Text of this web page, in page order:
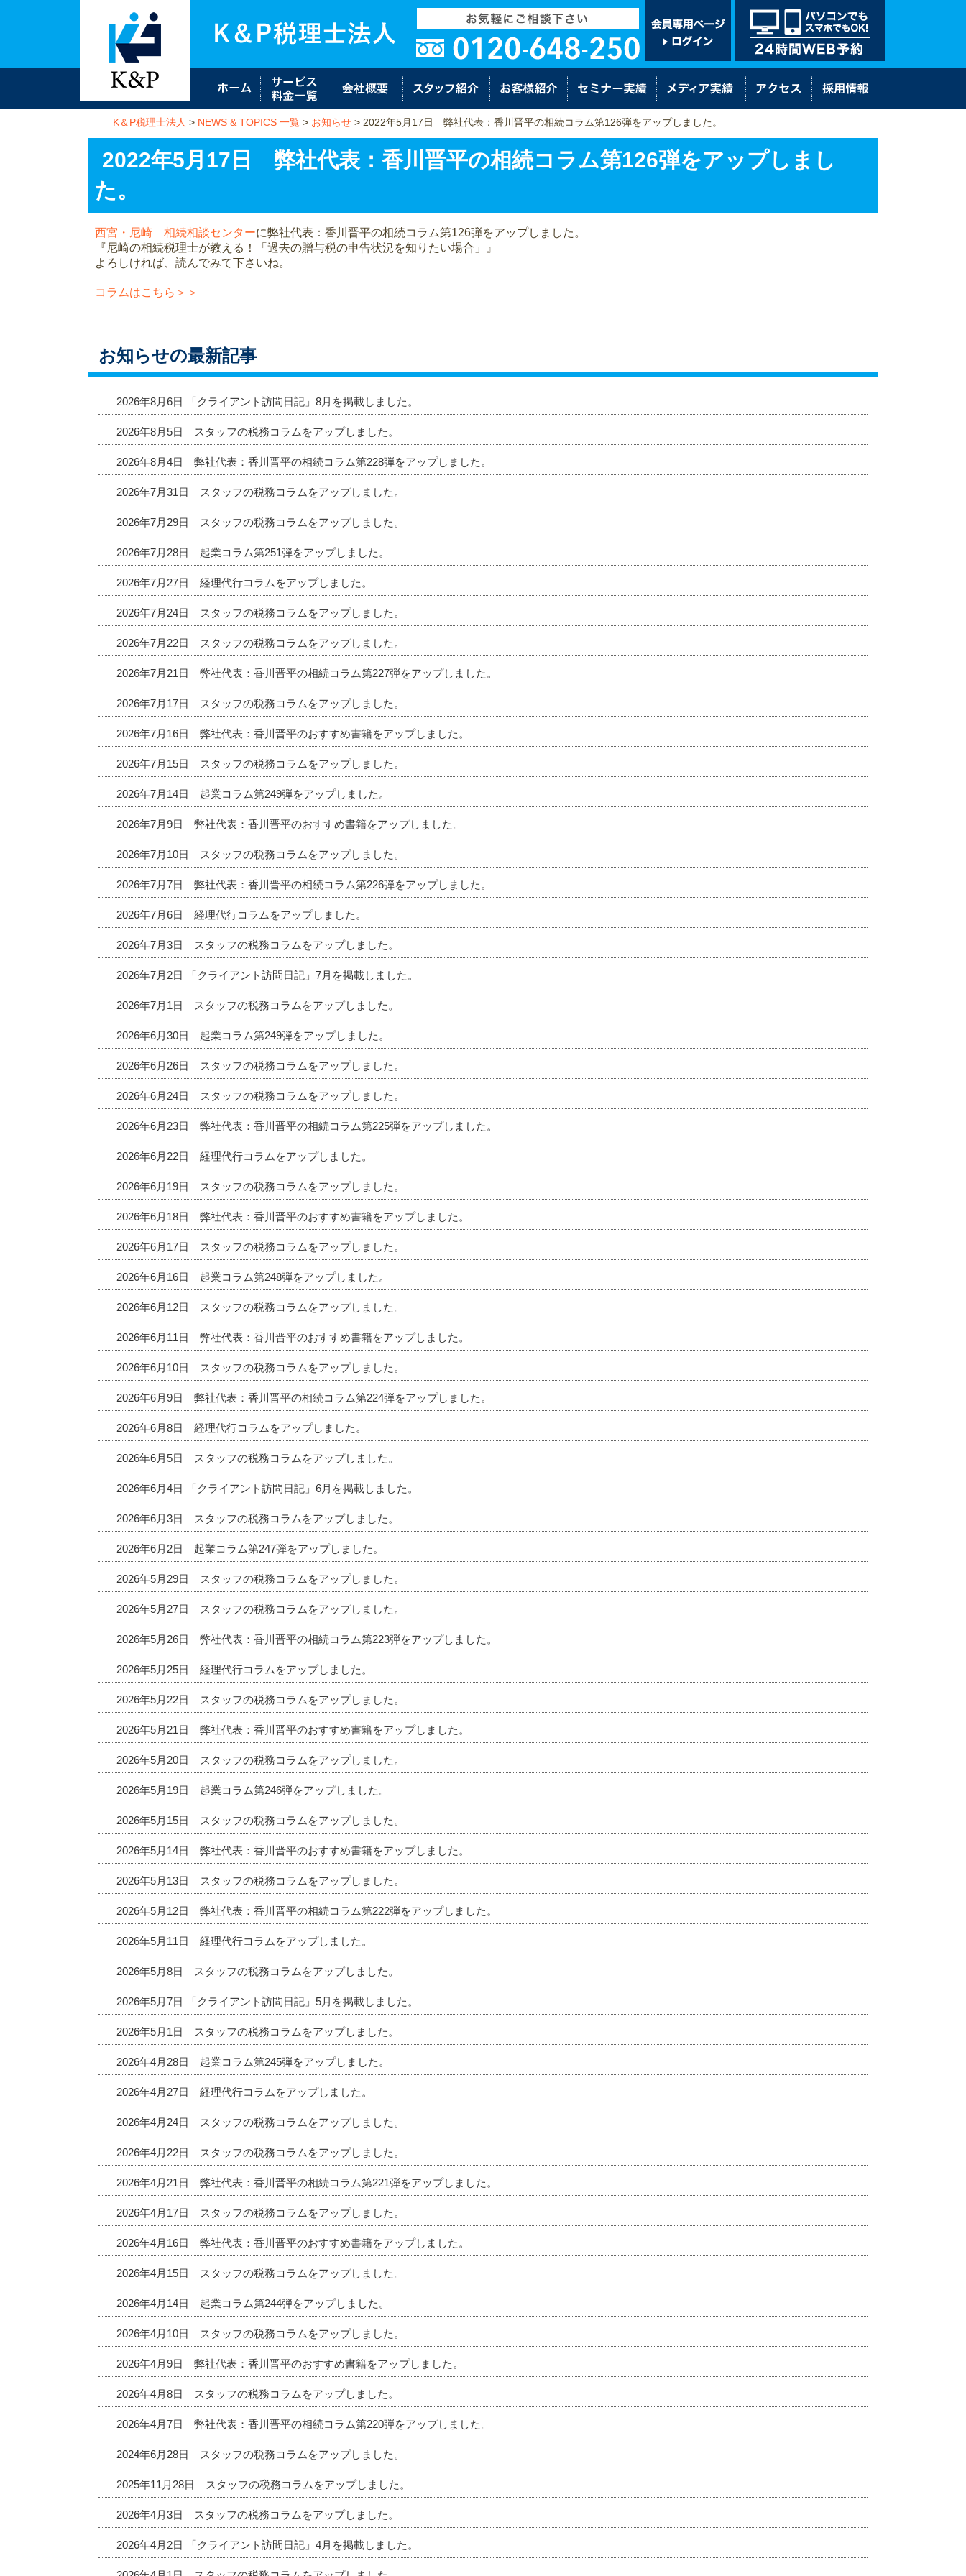
K＆P税理士法人 > NEWS & TOPICS 一覧 > お知らせ > 2022年5月17日 弊社代表：香川晋平の相続コラム第126弾をアップしました。
2022年5月17日 弊社代表：香川晋平の相続コラム第126弾をアップしまし
た。
西宮・尼崎 相続相談センターに弊社代表：香川晋平の相続コラム第126弾をアップしました。
『尼崎の相続税理士が教える！「過去の贈与税の申告状況を知りたい場合」』
よろしければ、読んでみて下さいね。
コラムはこちら＞＞
お知らせの最新記事
2026年8月6日 「クライアント訪問日記」8月を掲載しました。
2026年8月5日 スタッフの税務コラムをアップしました。
2026年8月4日 弊社代表：香川晋平の相続コラム第228弾をアップしました。
2026年7月31日 スタッフの税務コラムをアップしました。
2026年7月29日 スタッフの税務コラムをアップしました。
2026年7月28日 起業コラム第251弾をアップしました。
2026年7月27日 経理代行コラムをアップしました。
2026年7月24日 スタッフの税務コラムをアップしました。
2026年7月22日 スタッフの税務コラムをアップしました。
2026年7月21日 弊社代表：香川晋平の相続コラム第227弾をアップしました。
2026年7月17日 スタッフの税務コラムをアップしました。
2026年7月16日 弊社代表：香川晋平のおすすめ書籍をアップしました。
2026年7月15日 スタッフの税務コラムをアップしました。
2026年7月14日 起業コラム第249弾をアップしました。
2026年7月9日 弊社代表：香川晋平のおすすめ書籍をアップしました。
2026年7月10日 スタッフの税務コラムをアップしました。
2026年7月7日 弊社代表：香川晋平の相続コラム第226弾をアップしました。
2026年7月6日 経理代行コラムをアップしました。
2026年7月3日 スタッフの税務コラムをアップしました。
2026年7月2日 「クライアント訪問日記」7月を掲載しました。
2026年7月1日 スタッフの税務コラムをアップしました。
2026年6月30日 起業コラム第249弾をアップしました。
2026年6月26日 スタッフの税務コラムをアップしました。
2026年6月24日 スタッフの税務コラムをアップしました。
2026年6月23日 弊社代表：香川晋平の相続コラム第225弾をアップしました。
2026年6月22日 経理代行コラムをアップしました。
2026年6月19日 スタッフの税務コラムをアップしました。
2026年6月18日 弊社代表：香川晋平のおすすめ書籍をアップしました。
2026年6月17日 スタッフの税務コラムをアップしました。
2026年6月16日 起業コラム第248弾をアップしました。
2026年6月12日 スタッフの税務コラムをアップしました。
2026年6月11日 弊社代表：香川晋平のおすすめ書籍をアップしました。
2026年6月10日 スタッフの税務コラムをアップしました。
2026年6月9日 弊社代表：香川晋平の相続コラム第224弾をアップしました。
2026年6月8日 経理代行コラムをアップしました。
2026年6月5日 スタッフの税務コラムをアップしました。
2026年6月4日 「クライアント訪問日記」6月を掲載しました。
2026年6月3日 スタッフの税務コラムをアップしました。
2026年6月2日 起業コラム第247弾をアップしました。
2026年5月29日 スタッフの税務コラムをアップしました。
2026年5月27日 スタッフの税務コラムをアップしました。
2026年5月26日 弊社代表：香川晋平の相続コラム第223弾をアップしました。
2026年5月25日 経理代行コラムをアップしました。
2026年5月22日 スタッフの税務コラムをアップしました。
2026年5月21日 弊社代表：香川晋平のおすすめ書籍をアップしました。
2026年5月20日 スタッフの税務コラムをアップしました。
2026年5月19日 起業コラム第246弾をアップしました。
2026年5月15日 スタッフの税務コラムをアップしました。
2026年5月14日 弊社代表：香川晋平のおすすめ書籍をアップしました。
2026年5月13日 スタッフの税務コラムをアップしました。
2026年5月12日 弊社代表：香川晋平の相続コラム第222弾をアップしました。
2026年5月11日 経理代行コラムをアップしました。
2026年5月8日 スタッフの税務コラムをアップしました。
2026年5月7日 「クライアント訪問日記」5月を掲載しました。
2026年5月1日 スタッフの税務コラムをアップしました。
2026年4月28日 起業コラム第245弾をアップしました。
2026年4月27日 経理代行コラムをアップしました。
2026年4月24日 スタッフの税務コラムをアップしました。
2026年4月22日 スタッフの税務コラムをアップしました。
2026年4月21日 弊社代表：香川晋平の相続コラム第221弾をアップしました。
2026年4月17日 スタッフの税務コラムをアップしました。
2026年4月16日 弊社代表：香川晋平のおすすめ書籍をアップしました。
2026年4月15日 スタッフの税務コラムをアップしました。
2026年4月14日 起業コラム第244弾をアップしました。
2026年4月10日 スタッフの税務コラムをアップしました。
2026年4月9日 弊社代表：香川晋平のおすすめ書籍をアップしました。
2026年4月8日 スタッフの税務コラムをアップしました。
2026年4月7日 弊社代表：香川晋平の相続コラム第220弾をアップしました。
2024年6月28日 スタッフの税務コラムをアップしました。
2025年11月28日 スタッフの税務コラムをアップしました。
2026年4月3日 スタッフの税務コラムをアップしました。
2026年4月2日 「クライアント訪問日記」4月を掲載しました。